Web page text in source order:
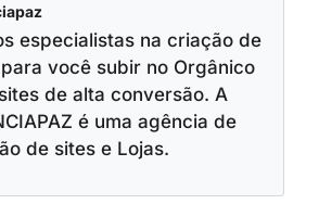
especialistas na criação de
você subir no Orgânico
de alta conversão. A
é uma agência de
de sites e Lojas.